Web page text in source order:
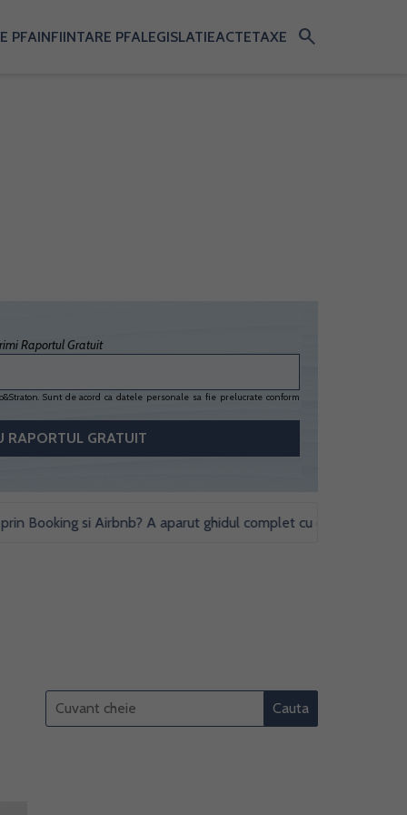
PFAINFIINTARE PFALEGISLATIEACTETAXE search
Raportul Gratuit
Sunt de acord ca datele personale sa fie prelucrate conform
si Airbnb? A aparut ghidul complet cu obligatii fiscale si